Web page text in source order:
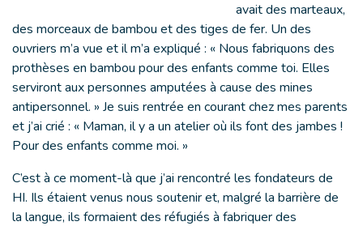
avait des marteaux,
des morceaux de bambou et des tiges de fer. Un des
ouvriers m’a vue et il m’a expliqué : « Nous fabriquons des
prothèses en bambou pour des enfants comme toi. Elles
serviront aux personnes amputées à cause des mines
antipersonnel. » Je suis rentrée en courant chez mes parents
et j’ai crié : « Maman, il y a un atelier où ils font des jambes !
Pour des enfants comme moi. »
C’est à ce moment-là que j’ai rencontré les fondateurs de
HI. Ils étaient venus nous soutenir et, malgré la barrière de
la langue, ils formaient des réfugiés à fabriquer des